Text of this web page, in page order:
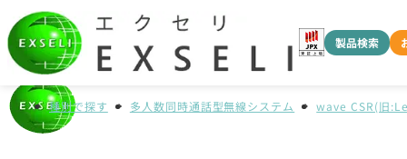
製品検索
種別で探す 多人数同時通話型無線システム wave CSR(旧